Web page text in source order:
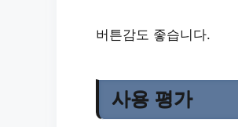
버튼감도 좋습니다.
사용 평가